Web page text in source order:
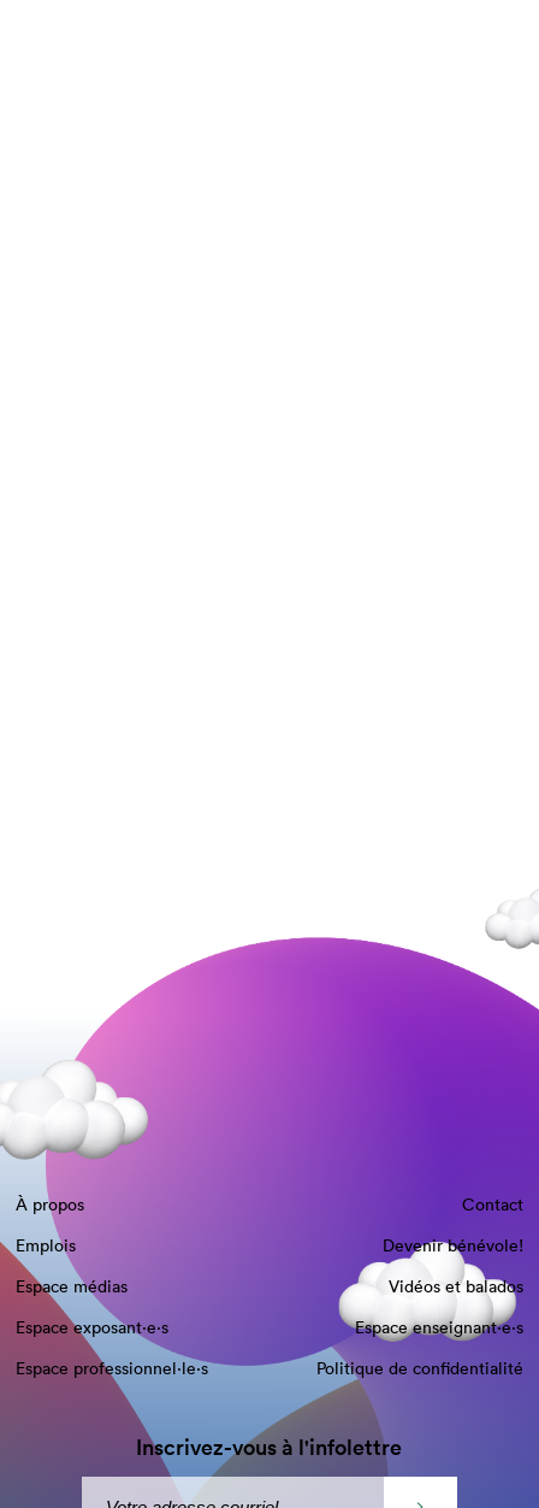
À propos
Contact
Emplois
Devenir bénévole!
Espace médias
Vidéos et balados
Espace exposant·e⋅s
Espace enseignant·e⋅s
Espace professionnel·le⋅s
Politique de confidentialité
Inscrivez-vous à l'infolettre